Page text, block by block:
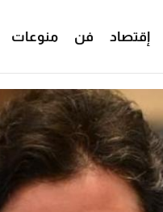
إقتصاد فن منوعات